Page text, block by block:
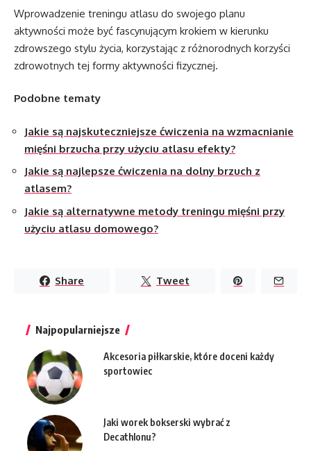
Wprowadzenie treningu atlasu do swojego planu
aktywności może być fascynującym krokiem w kierunku
zdrowszego stylu życia, korzystając z różnorodnych korzyści
zdrowotnych tej formy aktywności fizycznej.
Podobne tematy
Jakie są najskuteczniejsze ćwiczenia na wzmacnianie
mięśni brzucha przy użyciu atlasu efekty?
Jakie są najlepsze ćwiczenia na dolny brzuch z
atlasem?
Jakie są alternatywne metody treningu mięśni przy
użyciu atlasu domowego?
Share Tweet
Najpopularniejsze
Akcesoria piłkarskie, które doceni każdy
sportowiec
Jaki worek bokserski wybrać z
Decathlonu?